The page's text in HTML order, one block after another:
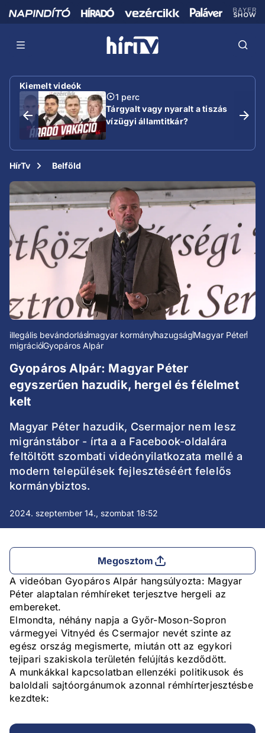
Kiemelt videók
1 perc
Tárgyalt vagy nyaralt a tiszás
vízügyi államtitkár?
HírTv Belföld
illegális bevándorlásmagyar kormányhazugságMagyar Péter
migrációGyopáros Alpár
Gyopáros Alpár: Magyar Péter
egyszerűen hazudik, hergel és félelmet
kelt
Magyar Péter hazudik, Csermajor nem lesz
migránstábor - írta a a Facebook-oldalára
feltöltött szombati videónyilatkozata mellé a
modern települések fejlesztéséért felelős
kormánybiztos.
2024. szeptember 14., szombat 18:52
Megosztom
A videóban Gyopáros Alpár hangsúlyozta: Magyar
Péter alaptalan rémhíreket terjesztve hergeli az
embereket.
Elmondta, néhány napja a Győr-Moson-Sopron
vármegyei Vitnyéd és Csermajor nevét szinte az
egész ország megismerte, miután ott az egykori
tejipari szakiskola területén felújítás kezdődött.
A munkákkal kapcsolatban ellenzéki politikusok és
baloldali sajtóorgánumok azonnal rémhírterjesztésbe
kezdtek: